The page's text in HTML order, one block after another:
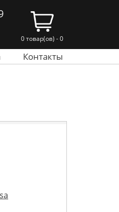
0 товар(ов) - 0
Контакты